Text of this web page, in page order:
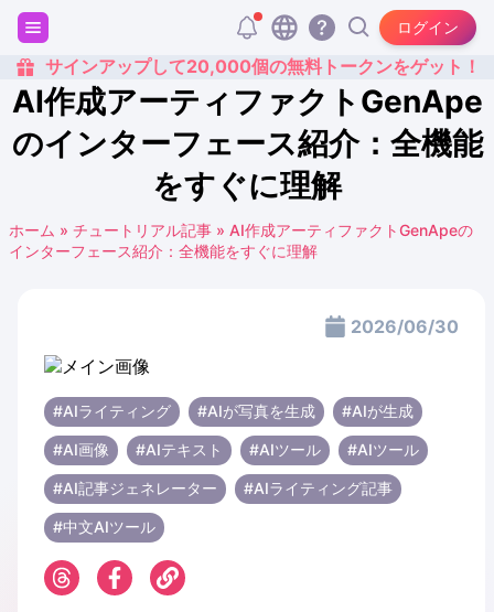
ログイン
サインアップして20,000個の無料トークンをゲット！
AI作成アーティファクトGenApe
のインターフェース紹介：全機能
をすぐに理解
ホーム » チュートリアル記事 » AI作成アーティファクトGenApeの
インターフェース紹介：全機能をすぐに理解
2026/06/30
#AIライティング #AIが写真を生成 #AIが生成
#AI画像 #AIテキスト #AIツール #AIツール
#AI記事ジェネレーター #AIライティング記事
#中文AIツール